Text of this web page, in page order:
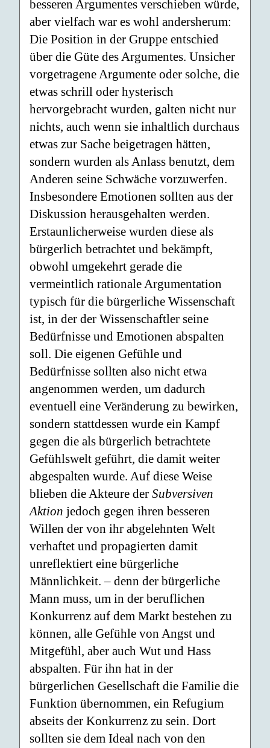
besseren Argumentes verschieben würde,
aber vielfach war es wohl andersherum:
Die Position in der Gruppe entschied
über die Güte des Argumentes. Unsicher
vorgetragene Argumente oder solche, die
etwas schrill oder hysterisch
hervorgebracht wurden, galten nicht nur
nichts, auch wenn sie inhaltlich durchaus
etwas zur Sache beigetragen hätten,
sondern wurden als Anlass benutzt, dem
Anderen seine Schwäche vorzuwerfen.
Insbesondere Emotionen sollten aus der
Diskussion herausgehalten werden.
Erstaunlicherweise wurden diese als
bürgerlich betrachtet und bekämpft,
obwohl umgekehrt gerade die
vermeintlich rationale Argumentation
typisch für die bürgerliche Wissenschaft
ist, in der der Wissenschaftler seine
Bedürfnisse und Emotionen abspalten
soll. Die eigenen Gefühle und
Bedürfnisse sollten also nicht etwa
angenommen werden, um dadurch
eventuell eine Veränderung zu bewirken,
sondern stattdessen wurde ein Kampf
gegen die als bürgerlich betrachtete
Gefühlswelt geführt, die damit weiter
abgespalten wurde. Auf diese Weise
blieben die Akteure der Subversiven
Aktion jedoch gegen ihren besseren
Willen der von ihr abgelehnten Welt
verhaftet und propagierten damit
unreflektiert eine bürgerliche
Männlichkeit. – denn der bürgerliche
Mann muss, um in der beruflichen
Konkurrenz auf dem Markt bestehen zu
können, alle Gefühle von Angst und
Mitgefühl, aber auch Wut und Hass
abspalten. Für ihn hat in der
bürgerlichen Gesellschaft die Familie die
Funktion übernommen, ein Refugium
abseits der Konkurrenz zu sein. Dort
sollten sie dem Ideal nach von den